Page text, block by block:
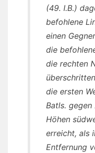
(49. I.B.)
befohlene
einen
die
die rechten
die ersten
Batls.
Höhen
erreicht, als
Entfernung